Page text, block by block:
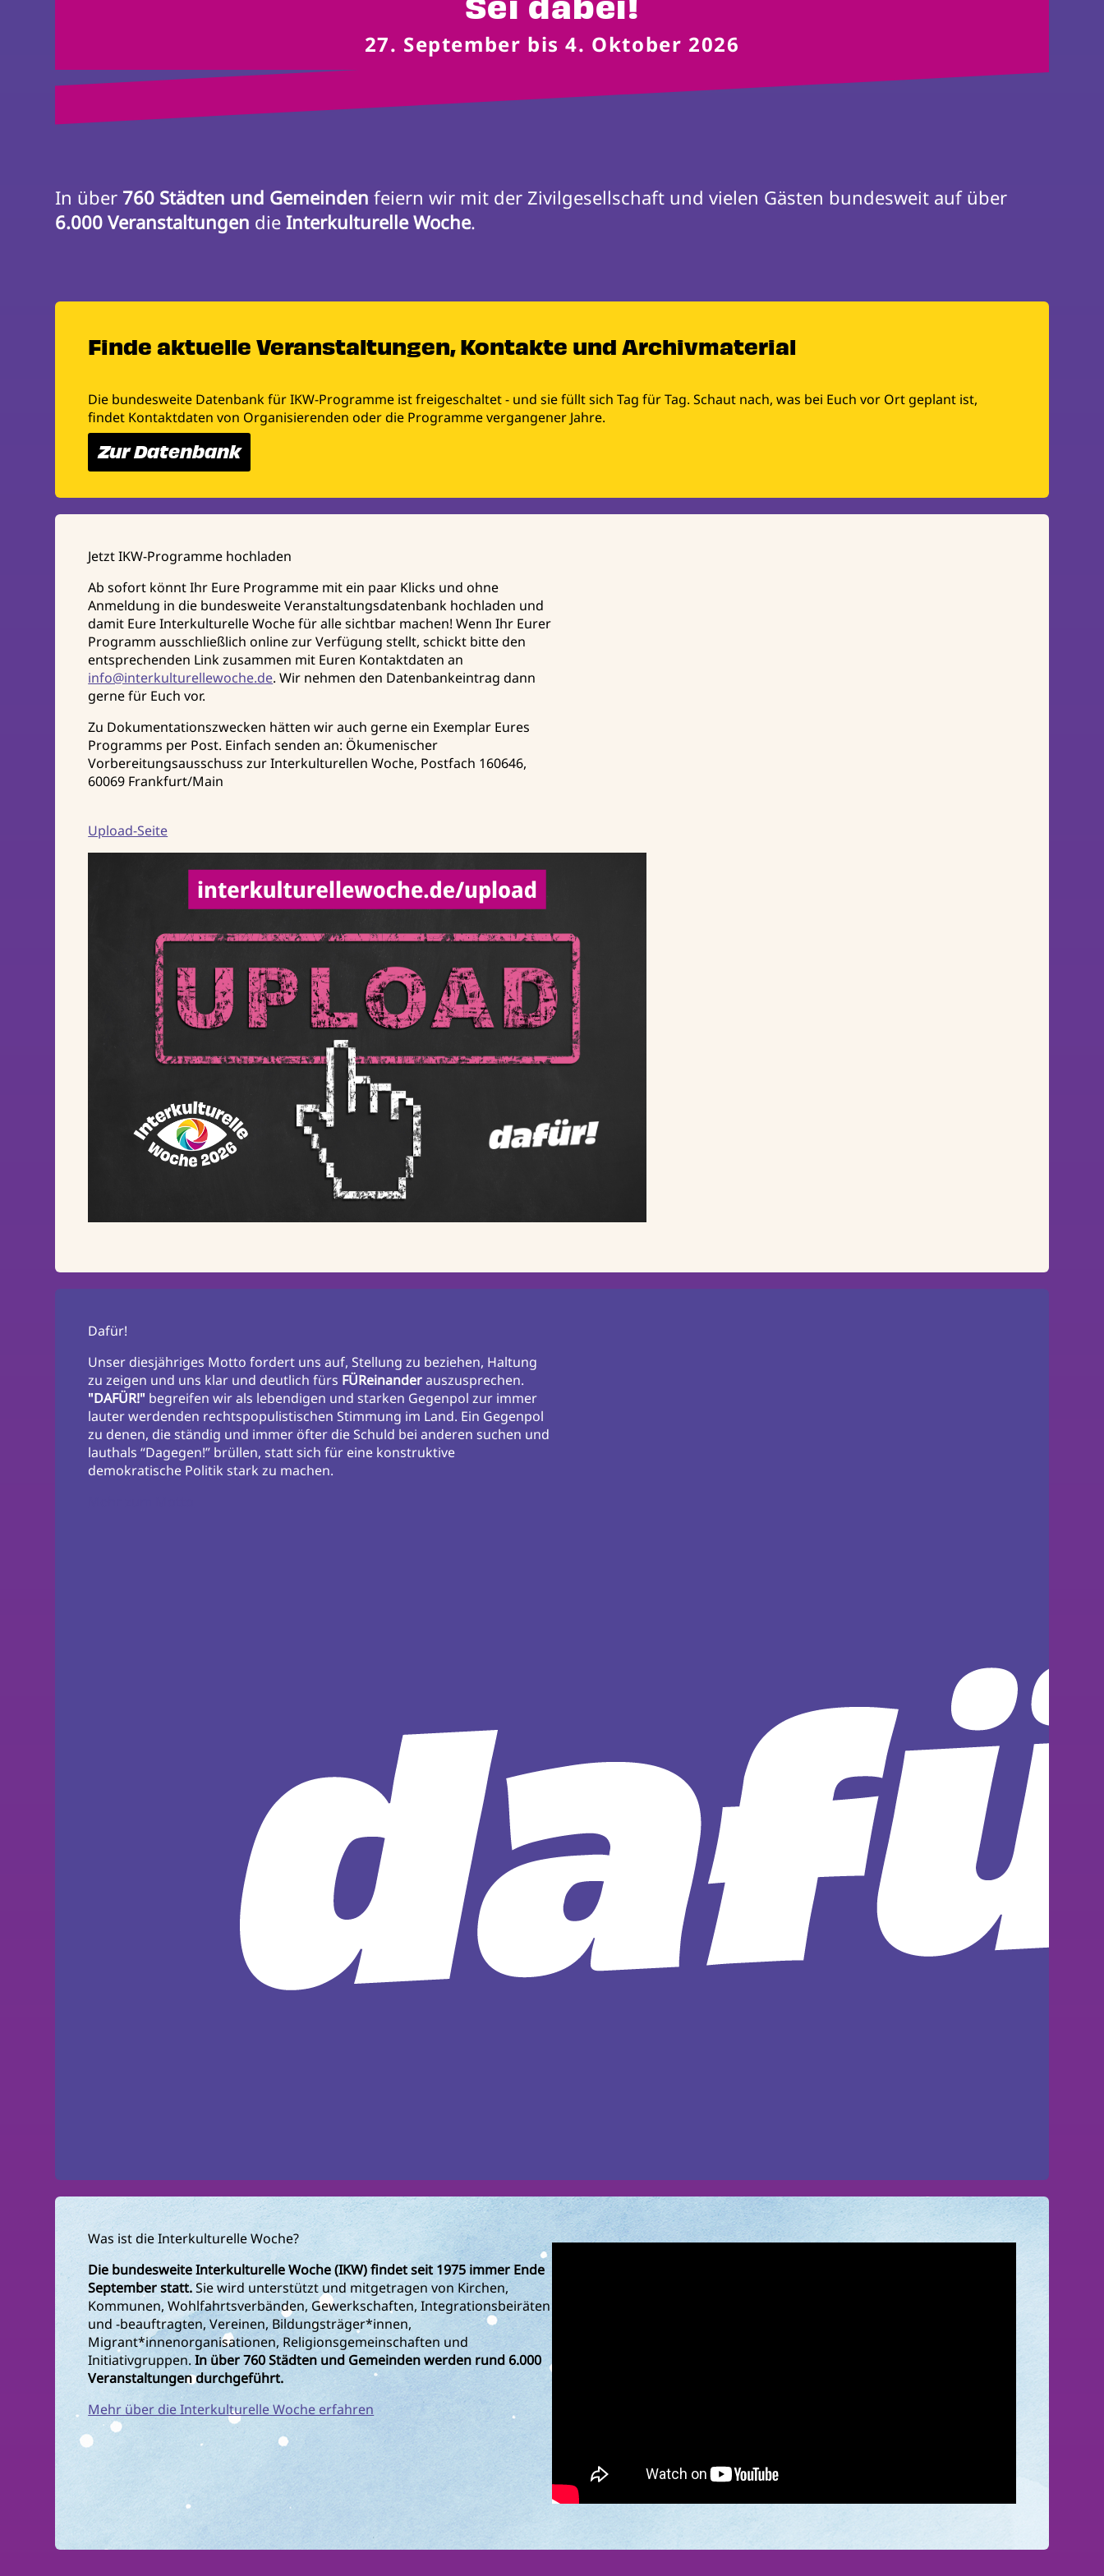
27. September bis 4. Oktober 2026
In über 760 Städten und Gemeinden
6.000 Veranstaltungen die Interkulturelle Woche.
Finde aktuelle Veranstaltungen, Kontakte und Archivmaterial
Die bundesweite Datenbank für IKW-Programme ist freigeschaltet - und sie füllt sich Tag für Tag. Schaut nach, was bei Euch vor Ort geplant ist,
findet Kontaktdaten von Organisierenden oder die Programme vergangener Jahre.
Zur Datenbank
Jetzt IKW-Programme hochladen
Ab sofort könnt Ihr Eure Programme mit ein paar Klicks und ohne
Anmeldung in die bundesweite Veranstaltungsdatenbank hochladen und
damit Eure Interkulturelle Woche für alle sichtbar machen! Wenn Ihr Eurer
Programm ausschließlich online zur Verfügung stellt, schickt bitte den
entsprechenden Link zusammen mit Euren Kontaktdaten an
info@interkulturellewoche.de. Wir nehmen den Datenbankeintrag dann
gerne für Euch vor.
Zu Dokumentationszwecken hätten wir auch gerne ein Exemplar Eures
Programms per Post. Einfach senden an: Ökumenischer
Vorbereitungsausschuss zur Interkulturellen Woche, Postfach 160646,
60069 Frankfurt/Main
Upload-Seite
Dafür!
Unser diesjähriges Motto fordert uns auf, Stellung zu beziehen, Haltung
zu zeigen und uns klar und deutlich fürs FÜReinanderauszusprechen.
"DAFÜR!" begreifen wir als lebendigen und starken Gegenpol zur immer
lauter werdenden rechtspopulistischen Stimmung im Land. Ein Gegenpol
zu denen, die ständig und immer öfter die Schuld bei anderen suchen und
lauthals “Dagegen!” brüllen, statt sich für eine konstruktive
demokratische Politik stark zu machen.
Was ist die Interkulturelle Woche?
Die bundesweite Interkulturelle Woche (IKW) findet seit 1975 immer Ende
September statt.Sie wird unterstützt und mitgetragen von Kirchen,
Kommunen, Wohlfahrtsverbänden, Gewerkschaften, Integrationsbeiräten
und -beauftragten, Vereinen, Bildungsträger*innen,
Migrant*innenorganisationen, Religionsgemeinschaften und
Initiativgruppen.In über 760 Städten und Gemeinden werden rund 6.000
Veranstaltungen durchgeführt.
Mehr über die Interkulturelle Woche erfahren